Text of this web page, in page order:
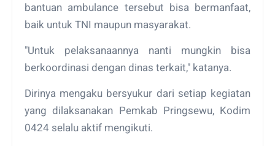
bantuan ambulance tersebut bisa bermanfaat,
baik untuk TNI maupun masyarakat.
"Untuk pelaksanaannya nanti mungkin bisa
berkoordinasi dengan dinas terkait," katanya.
Dirinya mengaku bersyukur dari setiap kegiatan
yang dilaksanakan Pemkab Pringsewu, Kodim
0424 selalu aktif mengikuti.